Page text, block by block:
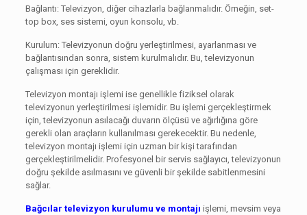
Bağlantı: Televizyon, diğer cihazlarla bağlanmalıdır. Örneğin, set-
top box, ses sistemi, oyun konsolu, vb.
Kurulum: Televizyonun doğru yerleştirilmesi, ayarlanması ve
bağlantısından sonra, sistem kurulmalıdır. Bu, televizyonun
çalışması için gereklidir.
Televizyon montajı işlemi ise genellikle fiziksel olarak
televizyonun yerleştirilmesi işlemidir. Bu işlemi gerçekleştirmek
için, televizyonun asılacağı duvarın ölçüsü ve ağırlığına göre
gerekli olan araçların kullanılması gerekecektir. Bu nedenle,
televizyon montajı işlemi için uzman bir kişi tarafından
gerçekleştirilmelidir. Profesyonel bir servis sağlayıcı, televizyonun
doğru şekilde asılmasını ve güvenli bir şekilde sabitlenmesini
sağlar.
Bağcılar televizyon kurulumu ve montajı işlemi, mevsim veya